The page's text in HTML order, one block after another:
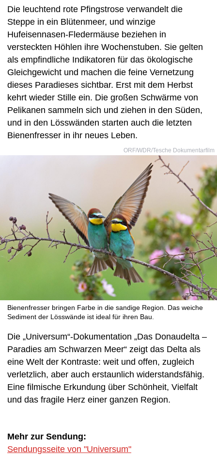
Die leuchtend rote Pfingstrose verwandelt die
Steppe in ein Blütenmeer, und winzige
Hufeisennasen-Fledermäuse beziehen in
versteckten Höhlen ihre Wochenstuben. Sie gelten
als empfindliche Indikatoren für das ökologische
Gleichgewicht und machen die feine Vernetzung
dieses Paradieses sichtbar. Erst mit dem Herbst
kehrt wieder Stille ein. Die großen Schwärme von
Pelikanen sammeln sich und ziehen in den Süden,
und in den Lösswänden starten auch die letzten
Bienenfresser in ihr neues Leben.
ORF/WDR/Tesche Dokumentarfilm
Bienenfresser bringen Farbe in die sandige Region. Das weiche
Sediment der Lösswände ist ideal für ihren Bau.
Die „Universum“-Dokumentation „Das Donaudelta –
Paradies am Schwarzen Meer“ zeigt das Delta als
eine Welt der Kontraste: weit und offen, zugleich
verletzlich, aber auch erstaunlich widerstandsfähig.
Eine filmische Erkundung über Schönheit, Vielfalt
und das fragile Herz einer ganzen Region.
Mehr zur Sendung:
Sendungsseite von "Universum"